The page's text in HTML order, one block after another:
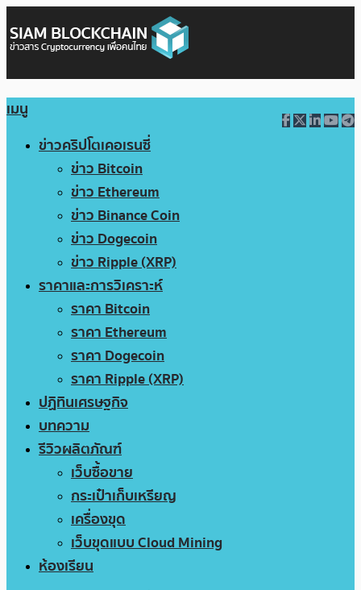
เมนู
ข่าวคริปโตเคอเรนซี่
ข่าว Bitcoin
ข่าว Ethereum
ข่าว Binance Coin
ข่าว Dogecoin
ข่าว Ripple (XRP)
ราคาและการวิเคราะห์
ราคา Bitcoin
ราคา Ethereum
ราคา Dogecoin
ราคา Ripple (XRP)
ปฏิทินเศรษฐกิจ
บทความ
รีวิวผลิตภัณฑ์
เว็บซื้อขาย
กระเป๋าเก็บเหรียญ
เครื่องขุด
เว็บขุดแบบ Cloud Mining
ห้องเรียน